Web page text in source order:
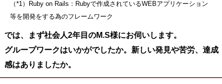
（*1）Ruby on Rails：Rubyで作成されているWEBアプリケーション
等を開発をする為のフレームワーク
では、まず社会人2年目のM.S様にお伺いします。
グループワークはいかがでしたか。新しい発見や苦労、達成
感はありましたか。